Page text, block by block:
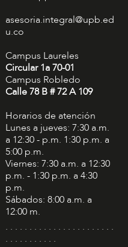
asesoria.integral@upb.ed
u.co
Campus Laureles
Circular 1a 70-01
Campus Robledo
Calle 78 B # 72 A 109
Horarios de atención
Lunes a jueves: 7:30 a.m.
a 12:30 - p.m. 1:30 p.m. a
5:00 p.m.
Viernes: 7:30 a.m. a 12:30
p.m. - 1:30 p.m. a 4:30
p.m.
Sábados: 8:00 a.m. a
12:00 m.
. . . . . . . . . . . . . . . . . . . . . . .
. . . . . . . . . . .